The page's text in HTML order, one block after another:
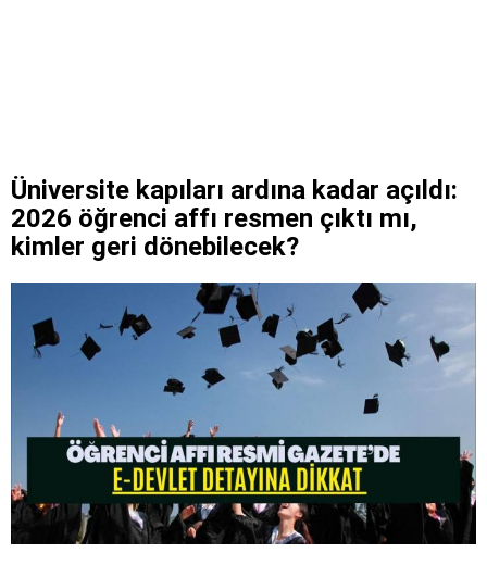
Üniversite kapıları ardına kadar açıldı:
2026 öğrenci affı resmen çıktı mı,
kimler geri dönebilecek?